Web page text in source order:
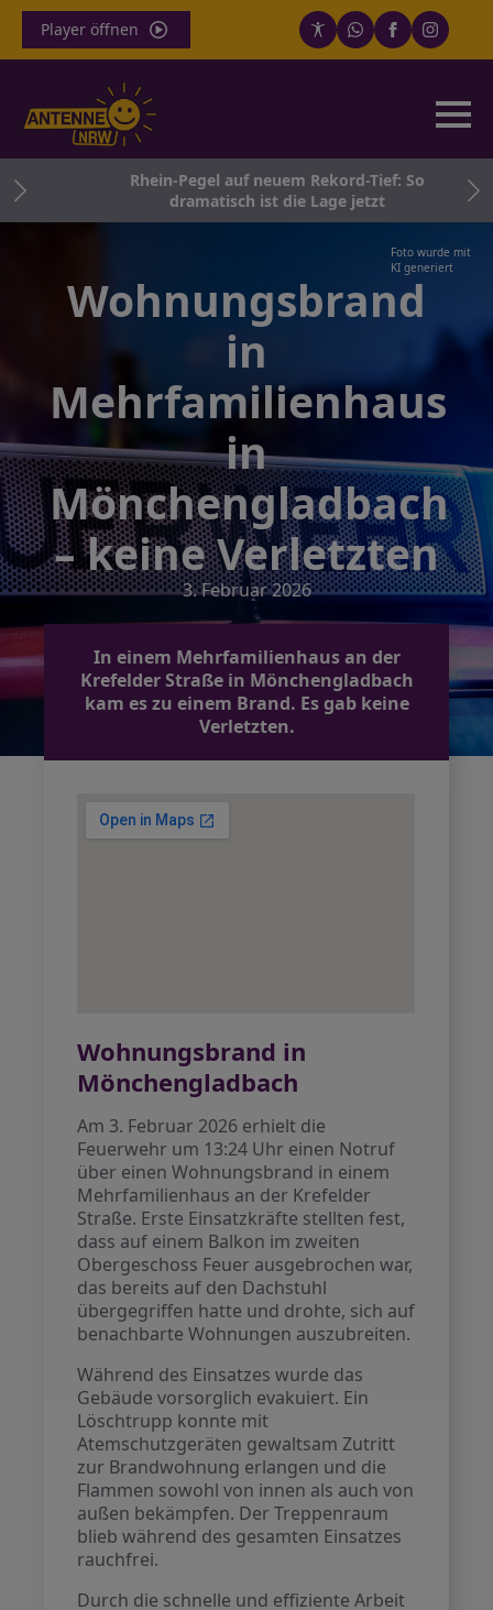
Player öffnen
Rhein-Pegel auf neuem Rekord-Tief: So
dramatisch ist die Lage jetzt
Foto wurde mit
KI generiert
Wohnungsbrand
in
Mehrfamilienhaus
in
Mönchengladbach
– keine Verletzten
3. Februar 2026
In einem Mehrfamilienhaus an der
Krefelder Straße in Mönchengladbach
kam es zu einem Brand. Es gab keine
Verletzten.
Wohnungsbrand in
Mönchengladbach
Am 3. Februar 2026 erhielt die
Feuerwehr um 13:24 Uhr einen Notruf
über einen Wohnungsbrand in einem
Mehrfamilienhaus an der Krefelder
Straße. Erste Einsatzkräfte stellten fest,
dass auf einem Balkon im zweiten
Obergeschoss Feuer ausgebrochen war,
das bereits auf den Dachstuhl
übergegriffen hatte und drohte, sich auf
benachbarte Wohnungen auszubreiten.
Während des Einsatzes wurde das
Gebäude vorsorglich evakuiert. Ein
Löschtrupp konnte mit
Atemschutzgeräten gewaltsam Zutritt
zur Brandwohnung erlangen und die
Flammen sowohl von innen als auch von
außen bekämpfen. Der Treppenraum
blieb während des gesamten Einsatzes
rauchfrei.
Durch die schnelle und effiziente Arbeit